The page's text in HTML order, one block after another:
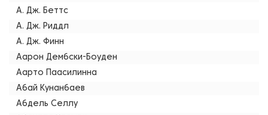
А. Дж. Беттс
А. Дж. Риддл
А. Дж. Финн
Аарон Дембски-Боуден
Аарто Паасилинна
Абай Кунанбаев
Абдель Селлу